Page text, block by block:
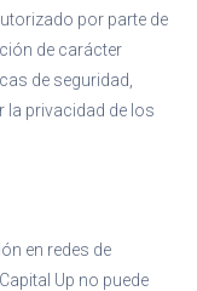
por parte de
de carácter
de seguridad,
la privacidad de los
en redes de
Up no puede